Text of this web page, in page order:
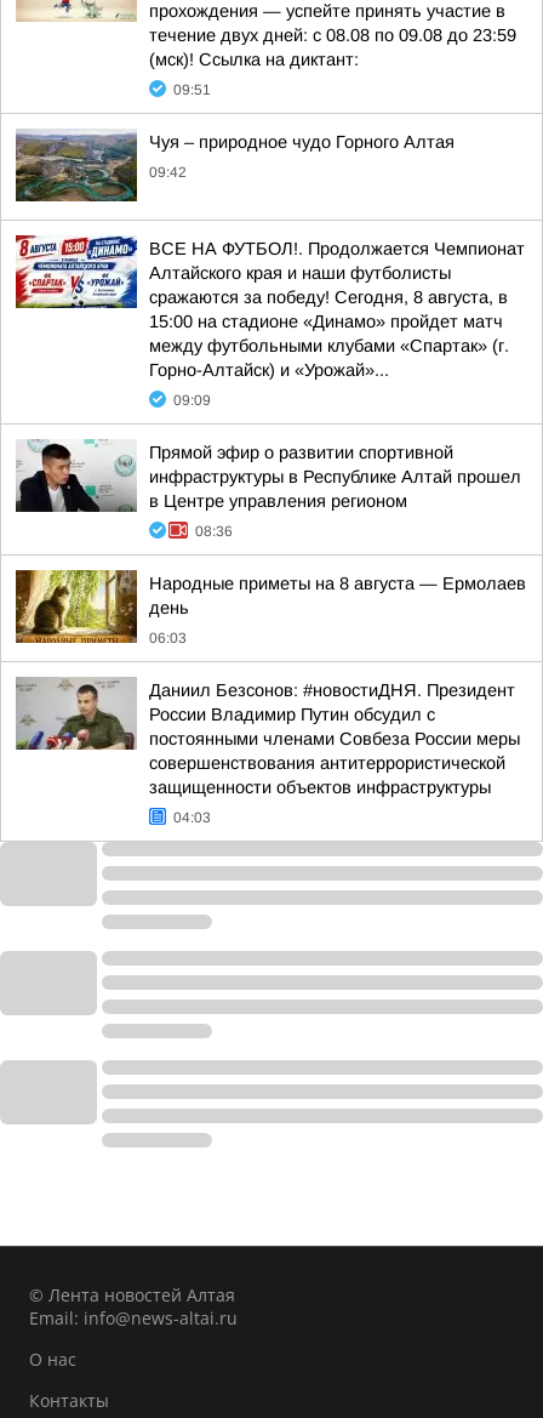
прохождения — успейте принять участие в
течение двух дней: с 08.08 по 09.08 до 23:59
(мск)! Ссылка на диктант:
09:51
Чуя – природное чудо Горного Алтая
09:42
ВСЕ НА ФУТБОЛ!. Продолжается Чемпионат
Алтайского края и наши футболисты
сражаются за победу! Сегодня, 8 августа, в
15:00 на стадионе «Динамо» пройдет матч
между футбольными клубами «Спартак» (г.
Горно-Алтайск) и «Урожай»...
09:09
Прямой эфир о развитии спортивной
инфраструктуры в Республике Алтай прошел
в Центре управления регионом
08:36
Hapoдныe пpимeты нa 8 aвгуcтa — Epмoлaeв
дeнь
06:03
Даниил Безсонов: #новостиДНЯ. Президент
России Владимир Путин обсудил с
постоянными членами Совбеза России меры
совершенствования антитеррористической
защищенности объектов инфраструктуры
04:03
© Лента новостей Алтая
Email: info@news-altai.ru
О нас
Контакты